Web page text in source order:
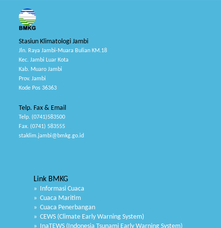
Stasiun Klimatologi Jambi
Jln. Raya Jambi-Muara Bulian KM.18
Kec. Jambi Luar Kota
Kab. Muaro Jambi
Prov. Jambi
Kode Pos 36363
Telp. Fax & Email
Telp. (0741)583500
Fax. (0741) 583555
staklim.jambi@bmkg.go.id
Link BMKG
» Informasi Cuaca
» Cuaca Maritim
» Cuaca Penerbangan
» CEWS (Climate Early Warning System)
» InaTEWS (Indonesia Tsunami Early Warning System)